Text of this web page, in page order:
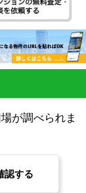
が調べられま
認する